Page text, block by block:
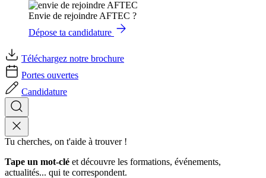
Envie de rejoindre AFTEC ?
Dépose ta candidature
Téléchargez notre brochure
Portes ouvertes
Candidature
Tu cherches, on t'aide à trouver !
Tape un mot-clé et découvre les formations, événements,
actualités... qui te correspondent.